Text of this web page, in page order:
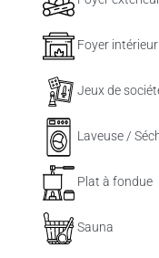
Foyer intérieur
Jeux de
Laveuse /
Plat à fondue
Sauna